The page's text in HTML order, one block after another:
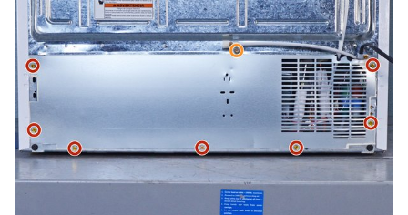
Abbrechen Kommentieren